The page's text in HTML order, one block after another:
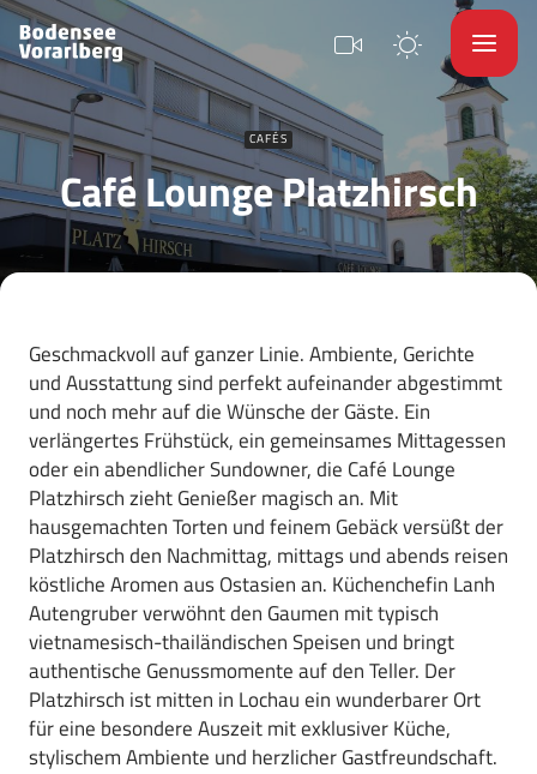
CAFÉS
Café Lounge Platzhirsch
Geschmackvoll auf ganzer Linie. Ambiente, Gerichte
und Ausstattung sind perfekt aufeinander abgestimmt
und noch mehr auf die Wünsche der Gäste. Ein
verlängertes Frühstück, ein gemeinsames Mittagessen
oder ein abendlicher Sundowner, die Café Lounge
Platzhirsch zieht Genießer magisch an. Mit
hausgemachten Torten und feinem Gebäck versüßt der
Platzhirsch den Nachmittag, mittags und abends reisen
köstliche Aromen aus Ostasien an. Küchenchefin Lanh
Autengruber verwöhnt den Gaumen mit typisch
vietnamesisch-thailändischen Speisen und bringt
authentische Genussmomente auf den Teller. Der
Platzhirsch ist mitten in Lochau ein wunderbarer Ort
für eine besondere Auszeit mit exklusiver Küche,
stylischem Ambiente und herzlicher Gastfreundschaft.